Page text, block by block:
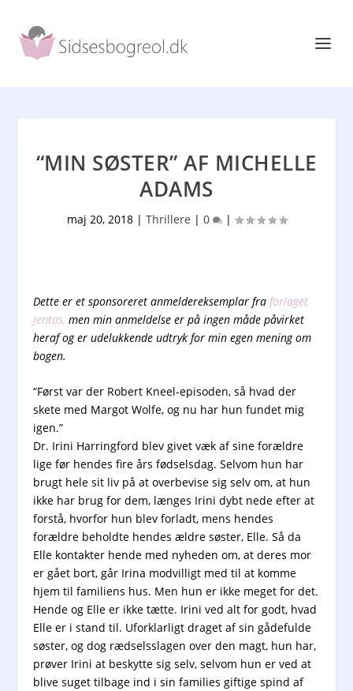
“MIN SØSTER” AF MICHELLE
ADAMS
maj 20, 2018| Thrillere | 0 |
Dette er et sponsoreret anmeldereksemplar fraforlaget
Jentas, men min anmeldelse er på ingen måde påvirket
heraf og er udelukkende udtryk for min egen mening om
bogen.
“Først var der Robert Kneel-episoden, så hvad der
skete med Margot Wolfe, og nu har hun fundet mig
igen.”
Dr. Irini Harringford blev givet væk af sine forældre
lige før hendes fire års fødselsdag. Selvom hun har
brugt hele sit liv på at overbevise sig selv om, at hun
ikke har brug for dem, længes Irini dybt nede efter at
forstå, hvorfor hun blev forladt, mens hendes
forældre beholdte hendes ældre søster, Elle. Så da
Elle kontakter hende med nyheden om, at deres mor
er gået bort, går Irina modvilligt med til at komme
hjem til familiens hus. Men hun er ikke meget for det.
Hende og Elle er ikke tætte. Irini ved alt for godt, hvad
Elle er i stand til. Uforklarligt draget af sin gådefulde
søster, og dog rædselsslagen over den magt, hun har,
prøver Irini at beskytte sig selv, selvom hun er ved at
blive suget tilbage ind i sin families giftige spind af